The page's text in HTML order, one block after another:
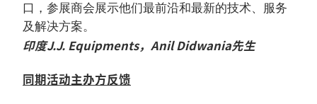
口，参展商会展示他们最前沿和最新的技术、服务
及解决方案。
印度J.J. Equipments，Anil Didwania先生
同期活动主办方反馈